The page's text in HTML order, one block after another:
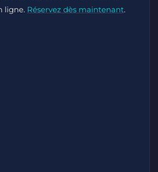
ligne. Réservez dès maintenant.